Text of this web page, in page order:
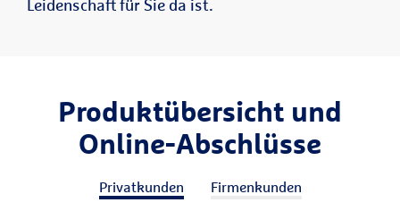
Leidenschaft für Sie da ist.
Produktübersicht und
Online-Abschlüsse
Privatkunden Firmenkunden